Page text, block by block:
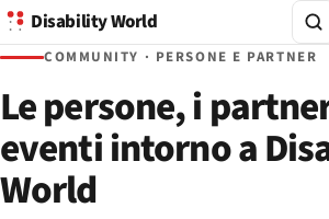
Disability World
COMMUNITY · PERSONE E PARTNER
Le persone, i
eventi intorno a
World